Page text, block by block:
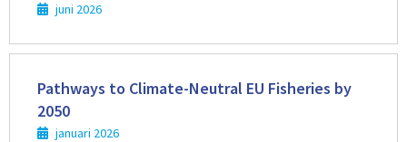
juni 2026
Pathways to Climate-Neutral EU Fisheries by
2050
januari 2026
meer